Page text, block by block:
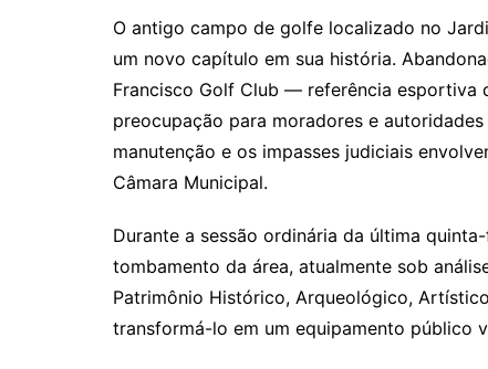
O antigo campo de golfe localizado no
um novo capítulo em sua história.
Francisco Golf Club — referência
preocupação para moradores e
manutenção e os impasses judiciais
Câmara Municipal.
Durante a sessão ordinária da última
tombamento da área, atualmente sob
Patrimônio Histórico, Arqueológico,
transformá-lo em um equipamento público